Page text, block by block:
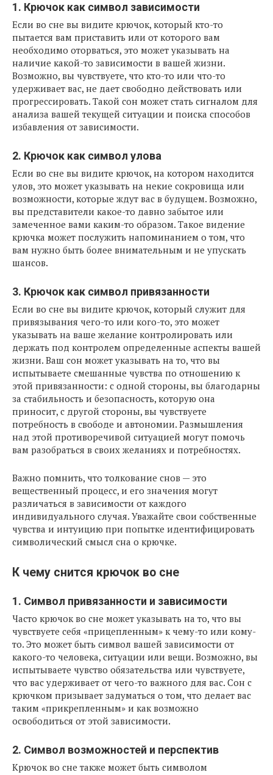
1. Крючок как символ зависимости
Если во сне вы видите крючок, который кто-то
пытается вам приставить или от которого вам
необходимо оторваться, это может указывать на
наличие какой-то зависимости в вашей жизни.
Возможно, вы чувствуете, что кто-то или что-то
удерживает вас, не дает свободно действовать или
прогрессировать. Такой сон может стать сигналом для
анализа вашей текущей ситуации и поиска способов
избавления от зависимости.
2. Крючок как символ улова
Если во сне вы видите крючок, на котором находится
улов, это может указывать на некие сокровища или
возможности, которые ждут вас в будущем. Возможно,
вы представители какое-то давно забытое или
замеченное вами каким-то образом. Такое видение
крючка может послужить напоминанием о том, что
вам нужно быть более внимательным и не упускать
шансов.
3. Крючок как символ привязанности
Если во сне вы видите крючок, который служит для
привязывания чего-то или кого-то, это может
указывать на ваше желание контролировать или
держать под контролем определенные аспекты вашей
жизни. Ваш сон может указывать на то, что вы
испытываете смешанные чувства по отношению к
этой привязанности: с одной стороны, вы благодарны
за стабильность и безопасность, которую она
приносит, с другой стороны, вы чувствуете
потребность в свободе и автономии. Размышления
над этой противоречивой ситуацией могут помочь
вам разобраться в своих желаниях и потребностях.
Важно помнить, что толкование снов — это
вещественный процесс, и его значения могут
различаться в зависимости от каждого
индивидуального случая. Уважайте свои собственные
чувства и интуицию при попытке идентифицировать
символический смысл сна о крючке.
К чему снится крючок во сне
1. Символ привязанности и зависимости
Часто крючок во сне может указывать на то, что вы
чувствуете себя «прицепленным» к чему-то или кому-
то. Это может быть символ вашей зависимости от
какого-то человека, ситуации или вещи. Возможно, вы
испытываете чувство обязательства или чувствуете,
что вас удерживает от чего-то важного для вас. Сон с
крючком призывает задуматься о том, что делает вас
таким «прикрепленным» и как возможно
освободиться от этой зависимости.
2. Символ возможностей и перспектив
Крючок во сне также может быть символом